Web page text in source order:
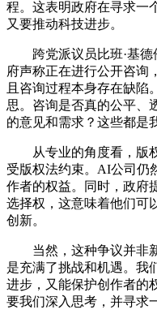
程。这表明政府在寻求一
又要推动科技进步。
跨党派议员比班·基德
府声称正在进行公开咨询
且咨询过程本身存在缺陷
思。咨询是否真的公平、
的意见和需求？这些都是
从专业的角度看，版权
受版权法约束。AI公司仍
作者的权益。同时，政府
选择权，这意味着他们可
创新。
当然，这种争议并非新
是充满了挑战和机遇。我
进步，又能保护创作者的
要我们深入思考，并寻求